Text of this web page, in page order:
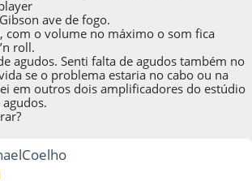
ave de fogo.
com o volume no máximo o som fica
roll.
agudos. Senti falta de agudos também no
se o problema estaria no cabo ou na
em outros dois amplificadores do estúdio